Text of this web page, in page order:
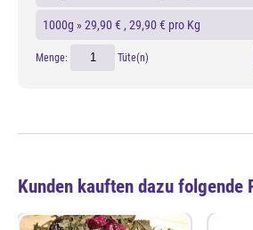
1000g »29,90 € , 29,90 € pro Kg
Menge: Tüte(n)
Kunden kauften dazu folgende